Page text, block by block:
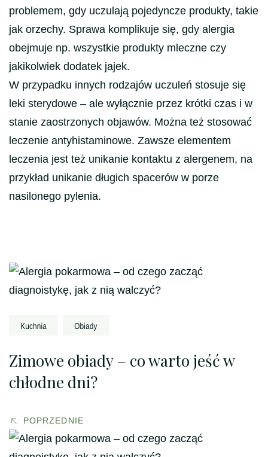
problemem, gdy uczulają pojedyncze produkty, takie
jak orzechy. Sprawa komplikuje się, gdy alergia
obejmuje np. wszystkie produkty mleczne czy
jakikolwiek dodatek jajek.
W przypadku innych rodzajów uczuleń stosuje się
leki sterydowe – ale wyłącznie przez krótki czas i w
stanie zaostrzonych objawów. Można też stosować
leczenie antyhistaminowe. Zawsze elementem
leczenia jest też unikanie kontaktu z alergenem, na
przykład unikanie długich spacerów w porze
nasilonego pylenia.
Nawigacja
wpisu
Zimowe obiady – co warto jeść w
chłodne dni?
POPRZEDNIE